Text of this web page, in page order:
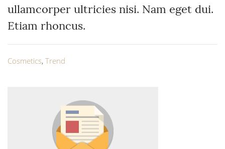
ullamcorper ultricies nisi. Nam eget dui.
Etiam rhoncus.
Cosmetics, Trend